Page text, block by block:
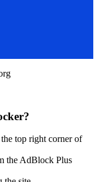
top right corner of
the AdBlock Plus